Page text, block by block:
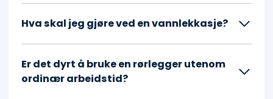
Hva skal jeg gjøre ved en vannlekkasje?
Er det dyrt å bruke en rørlegger utenom
ordinær arbeidstid?